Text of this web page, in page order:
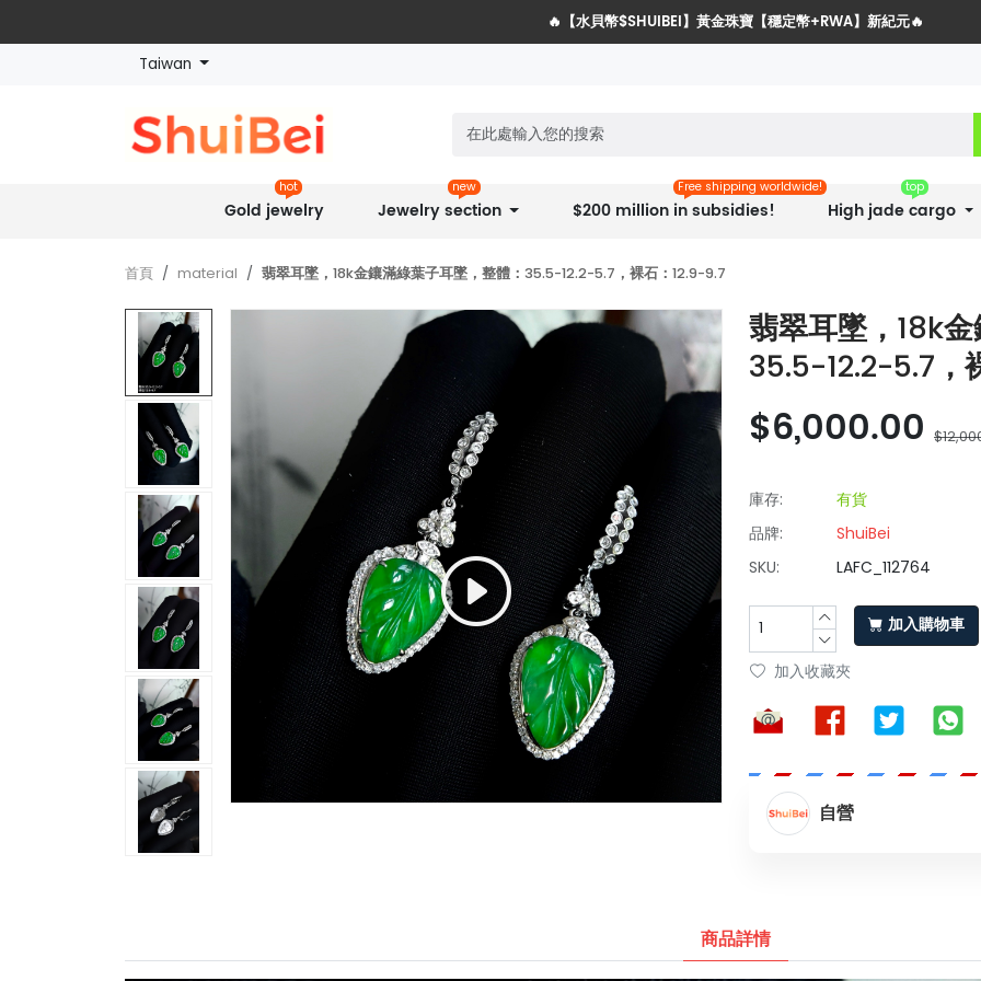
🔥【水貝幣$SHUIBEI】黃金珠寶【穩定幣+RWA】新紀元🔥
Taiwan
Gold jewelry
hot
Jewelry section
new
$200 million in subsidies!
Free shipping worldwide!
High jade cargo
top
首頁 material 翡翠耳墜，18k金鑲滿綠葉子耳墜，整體：35.5-12.2-5.7，裸石：12.9-9.7
翡翠耳墜，18k
35.5-12.2-5.7，
$6,000.00
庫存:
有貨
品牌:
ShuiBei
SKU:
LAFC_112764
加入購物車
加入收藏夾
自營
商品詳情